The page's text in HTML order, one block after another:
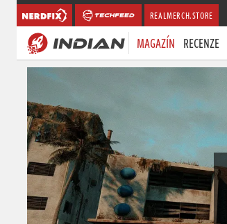
REALMERCH.STORE
MAGAZÍN RECENZE